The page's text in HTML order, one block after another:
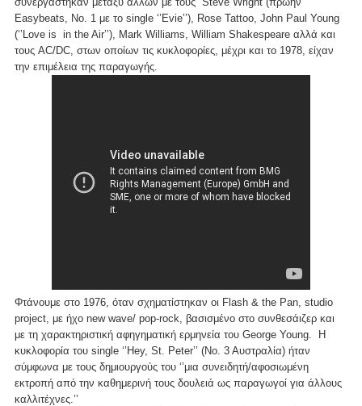
Easybeats, Νο. 1 με το single ‘’Evie’’), Rose Tattoo, John Paul Young
(‘’Love is in the Air’’), Mark Williams, William Shakespeare αλλά και
τους AC/DC, στων οποίων τις κυκλοφορίες, μέχρι και το 1978, είχαν
την επιμέλεια της παραγωγής.
Φτάνουμε στο 1976, όταν σχηματίστηκαν οι Flash & the Pan, studio
project, με ήχο new wave/ pop-rock, βασισμένο στο συνθεσάιζερ και
με τη χαρακτηριστική αφηγηματική ερμηνεία του George Young. Η
κυκλοφορία του single ‘’Hey, St. Peter’’ (Νο. 3 Αυστραλία) ήταν
σύμφωνα με τους δημιουργούς του ‘’μια συνειδητή/αφοσιωμένη
εκτροπή από την καθημερινή τους δουλειά ως παραγωγοί για άλλους
καλλιτέχνες.’’